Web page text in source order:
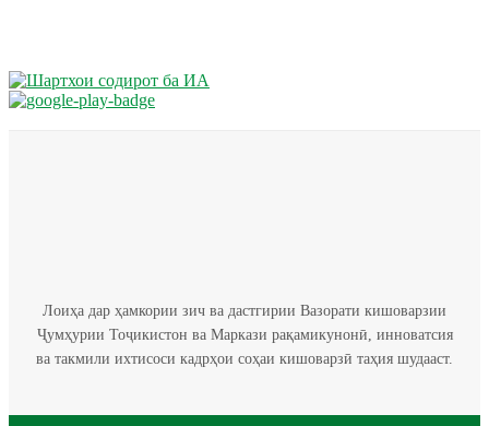
Лоиҳа дар ҳамкории зич ва дастгирии Вазорати кишоварзии
Ҷумҳурии Тоҷикистон ва Маркази рақамикунонӣ, инноватсия
ва такмили ихтисоси кадрҳои соҳаи кишоварзӣ таҳия шудааст.